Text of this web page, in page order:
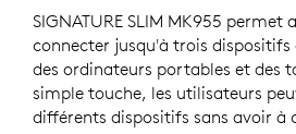
SIGNATURE SLIM MK955 permet
connecter jusqu'à trois
des ordinateurs portables et des
simple touche, les utilisateurs
différents dispositifs sans avoir à